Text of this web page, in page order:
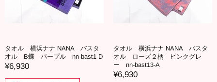
タオル 横浜ナナ NANA バスタ
オル B蝶 パープル nn-bast1-D
¥6,930
タオル 横浜ナナ NANA バスタ
オル ローズ２柄 ピンクグレ
ー nn-bast13-A
¥6,930